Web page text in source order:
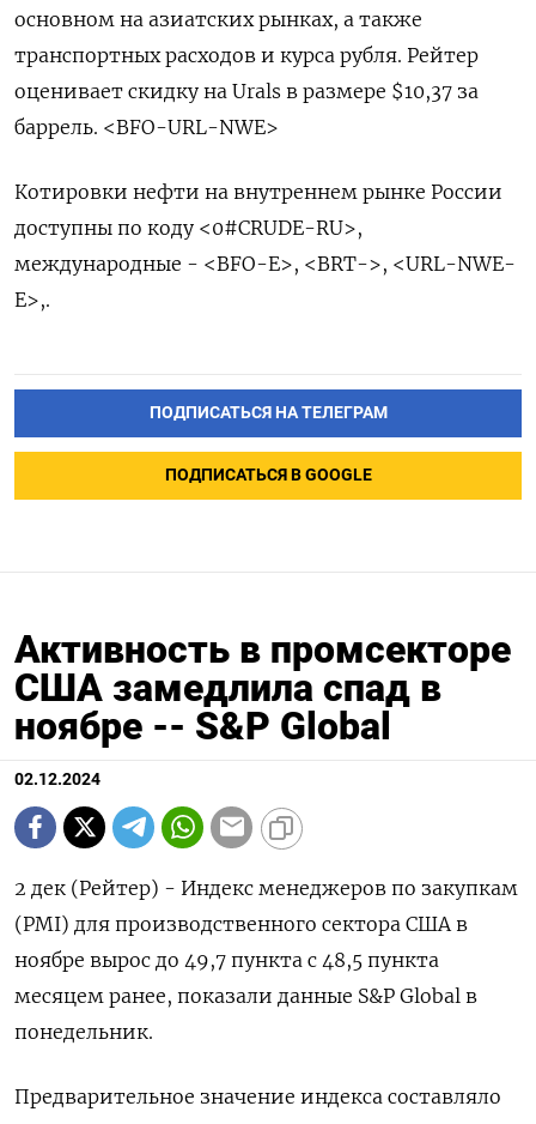
основном на азиатских рынках, а также
транспортных расходов и курса рубля. Рейтер
оценивает скидку на Urals в размере $10,37 за
баррель. <BFO-URL-NWE>
Котировки нефти на внутреннем рынке России
доступны по коду <0#CRUDE-RU>,
международные - <BFO-E>, <BRT->, <URL-NWE-
E>,.
ПОДПИСАТЬСЯ НА ТЕЛЕГРАМ
ПОДПИСАТЬСЯ В GOOGLE
Активность в промсекторе
США замедлила спад в
ноябре -- S&P Global
02.12.2024
2 дек (Рейтер) - Индекс менеджеров по закупкам
(PMI) для производственного сектора США в
ноябре вырос до 49,7 пункта с 48,5 пункта
месяцем ранее, показали данные S&P Global в
понедельник.
Предварительное значение индекса составляло